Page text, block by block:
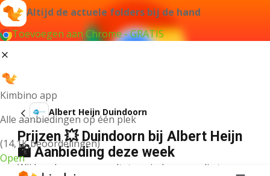
Altijd de actuele folders bij de hand
Toevoegen aan Chrome - GRATIS
Kimbino app
Alle aanbiedingen op één plek
(14,1K beoordelingen)
Open
Albert Heijn Duindoorn
Prijzen 💥 Duindoorn bij Albert Heijn
🛍️ Aanbieding deze week
Wij konden geen resultaten vinden voor die term.